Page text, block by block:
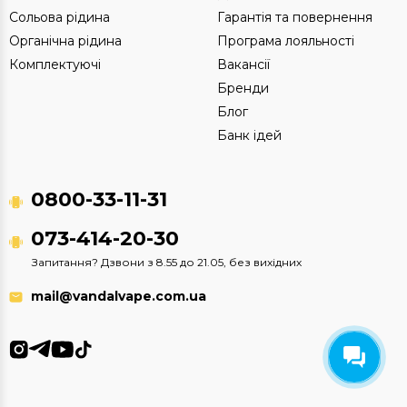
Сольова рідина
Органічна рідина
Комплектуючі
Гарантія та повернення
Програма лояльності
Вакансії
Бренди
Блог
Банк ідей
0800-33-11-31
073-414-20-30
Запитання? Дзвони з 8.55 до 21.05, без вихідних
mail@vandalvape.com.ua